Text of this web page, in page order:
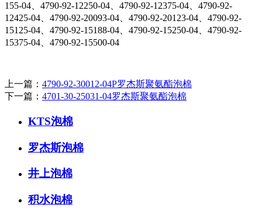
155-04、4790-92-12250-04、4790-92-12375-04、4790-92-
12425-04、4790-92-20093-04、4790-92-20123-04、4790-92-
15125-04、4790-92-15188-04、4790-92-15250-04、4790-92-
15375-04、4790-92-15500-04
上一篇： 4790-92-30012-04P罗杰斯聚氨酯泡棉
下一篇： 4701-30-25031-04罗杰斯聚氨酯泡棉
KTS泡棉
罗杰斯泡棉
井上泡棉
积水泡棉